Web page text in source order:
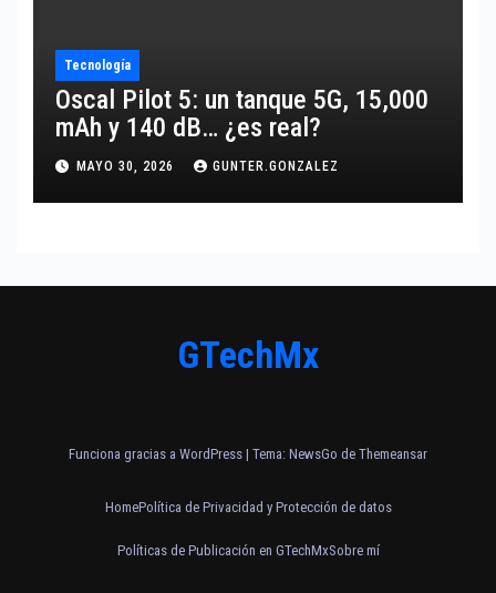
Tecnología
Oscal Pilot 5: un tanque 5G, 15,000
mAh y 140 dB… ¿es real?
MAYO 30, 2026 GUNTER.GONZALEZ
GTechMx
Funciona gracias a WordPress | Tema: NewsGo de Themeansar
HomePolítica de Privacidad y Protección de datos
Políticas de Publicación en GTechMxSobre mí